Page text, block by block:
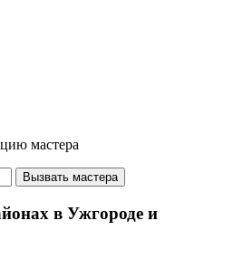
мастера
Вызвать мастера
в Ужгороде и